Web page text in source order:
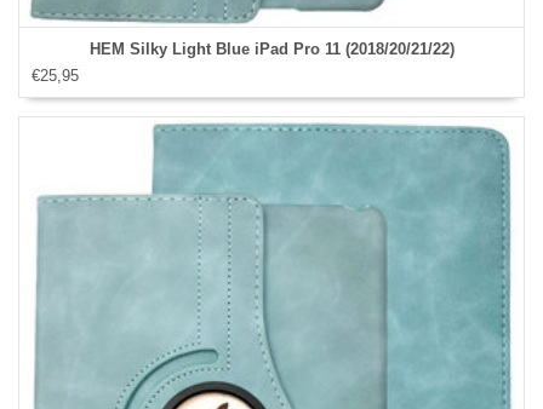
HEM Silky Light Blue iPad Pro 11 (2018/20/21/22)
€25,95